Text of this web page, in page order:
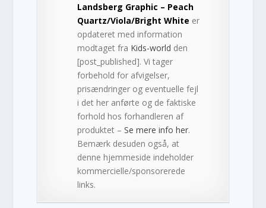
Landsberg Graphic – Peach
Quartz/Viola/Bright White er
opdateret med information
modtaget fra Kids-world den
[post_published]. Vi tager
forbehold for afvigelser,
prisændringer og eventuelle fejl
i det her anførte og de faktiske
forhold hos forhandleren af
produktet –Se mere info her.
Bemærk desuden også, at
denne hjemmeside indeholder
kommercielle/sponsorerede
links.